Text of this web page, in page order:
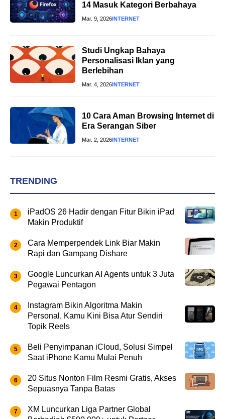
14 Masuk Kategori Berbahaya
Mar. 9, 2026INTERNET
Studi Ungkap Bahaya
Personalisasi Iklan yang
Berlebihan
Mar. 4, 2026INTERNET
10 Cara Aman Browsing Internet di
Era Serangan Siber
Mar. 2, 2026INTERNET
TRENDING
iPadOS 26 Hadir dengan Fitur Bikin iPad
Makin Produktif
Cara Memperpendek Link Biar Makin
Rapi dan Gampang Dishare
Google Luncurkan AI Agents untuk 3 Juta
Pegawai Pentagon
Instagram Bikin Algoritma Makin
Personal, Kamu Kini Bisa Atur Sendiri
Topik Reels
Beli Penyimpanan iCloud, Solusi Simpel
Saat iPhone Kamu Mulai Penuh
20 Situs Nonton Film Resmi Gratis, Akses
Sepuasnya Tanpa Batas
XM Luncurkan Liga Partner Global